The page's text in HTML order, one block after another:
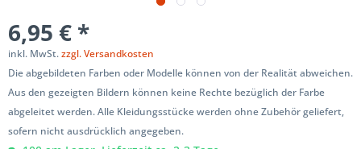
6,95 € *
inkl. MwSt.zzgl. Versandkosten
Die abgebildeten Farben oder Modelle können von der Realität abweichen.
Aus den gezeigten Bildern können keine Rechte bezüglich der Farbe
abgeleitet werden. Alle Kleidungsstücke werden ohne Zubehör geliefert,
sofern nicht ausdrücklich angegeben.